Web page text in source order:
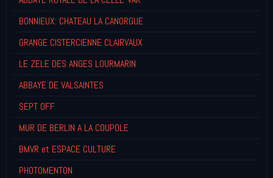
BONNIEUX: CHATEAU LA CANORGUE
GRANGE CISTERCIENNE CLAIRVAUX
LE ZELE DES ANGES LOURMARIN
ABBAYE DE VALSAINTES
SEPT OFF
MUR DE BERLIN A LA COUPOLE
BMVR et ESPACE CULTURE
PHOTOMENTON